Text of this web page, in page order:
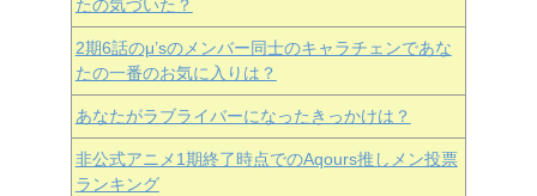
たの気づいた？
2期6話のμ’sのメンバー同士のキャラチェンであな
たの一番のお気に入りは？
あなたがラブライバーになったきっかけは？
非公式アニメ1期終了時点でのAqours推しメン投票
ランキング